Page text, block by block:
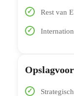
Rest van